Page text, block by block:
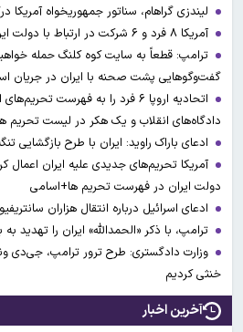
لیندزی گراهام، سناتور جمهوریخواه آمریکا
آمریکا ۸ فرد و ۶ شرکت در ارتباط با دولت ایران را تحریم کرد
ترامپ: قطعاً به سایت کوه کلنگ حمله
گفت‌وگوهایی پشت صحنه با ایران در جریان
اتحادیه اروپا ۶ فرد را به فهرست
دادگاه‌های انقلاب و یک هکر در لیست تحریم
ادعای باراک راوید: ایران با طرح بازگشایی
دولت ایران در فهرست تحریم ها+اسامی
ادعای اسرائیل درباره انتقال هزاران
ترامپ، با ذکر «الحمدالله» ایران را تهدید
وزارت دادگستری: طرح ترور ترامپ، جی‌دی
خنثی کردیم
آخرین اخبار